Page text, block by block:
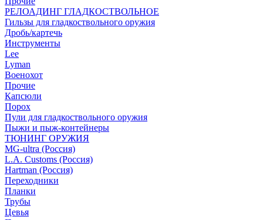
РЕЛОАДИНГ ГЛАДКОСТВОЛЬНОЕ
Гильзы для гладкоствольного оружия
Дробь/картечь
Инструменты
Lee
Lyman
Военохот
Прочие
Капсюли
Порох
Пули для гладкоствольного оружия
Пыжи и пыж-контейнеры
ТЮНИНГ ОРУЖИЯ
MG-ultra (Россия)
L.A. Customs (Россия)
Hartman (Россия)
Переходники
Планки
Трубы
Цевья